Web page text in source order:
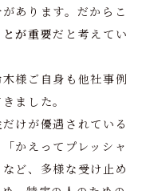
あります。だからこ
が重要だと考えてい
様ご自身も他社事例
ました。
けが優遇されている
かえってプレッシャ
ど、多様な受け止め